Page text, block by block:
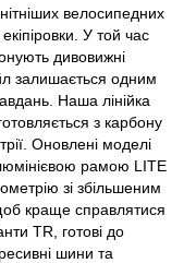
велосипедних
У той час
дивовижні
залишається одним
Наша лінійка
з карбону
Оновлені моделі
рамою LITE
зі збільшеним
краще справлятися
TR, готові до
шини та